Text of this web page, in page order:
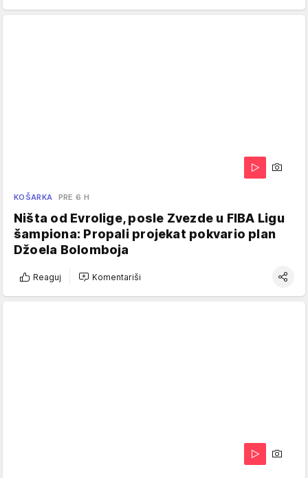
KOŠARKA PRE 6 H
Ništa od Evrolige, posle Zvezde u FIBA Ligu
šampiona: Propali projekat pokvario plan
Džoela Bolomboja
Reaguj Komentariši